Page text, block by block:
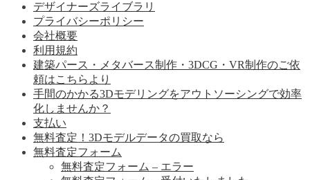
デザイナーズライブラリ
プライバシーポリシー
会社概要
利用規約
建築パース・メタバース制作・3DCG・VR制作のご依
頼はこちらより
手間のかかる3Dモデリングをアウトソーシングで効率
化しませんか？
支払い
無料査定！3Dモデルデータの買取なら
無料査定フォーム
無料査定フォーム – エラー